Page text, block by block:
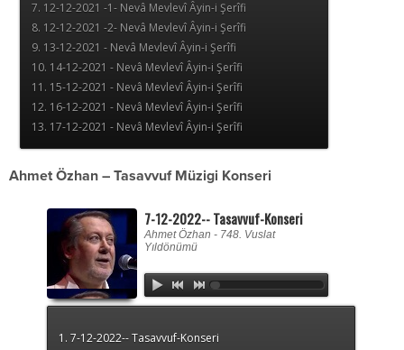
Ahmet Özhan – Tasavvuf Müzigi Konseri